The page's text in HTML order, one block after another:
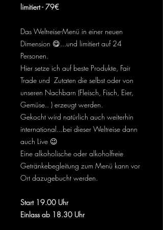
limitiert - 79€
Das Weltreise-Menü in einer neuen
Dimension 😋...und limitiert auf 24
Personen.
Hier setze ich auf beste Produkte, Fair
Trade und Zutaten die selbst oder von
unseren Nachbarn (Fleisch, Fisch, Eier,
Gemüse.. ) erzeugt werden.
Gekocht wird natürlich auch weiterhin
international...bei dieser Weltreise dann
auch Live 😉
Eine alkoholische oder alkoholfreie
Getränkebegleitung zum Menü kann vor
Ort dazugebucht werden.
Start 19.00 Uhr
Einlass ab 18.30 Uhr